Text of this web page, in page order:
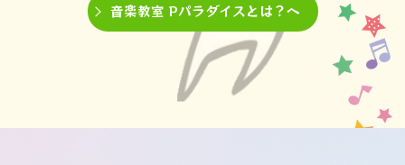
音楽教室 Pパラダイスとは？へ